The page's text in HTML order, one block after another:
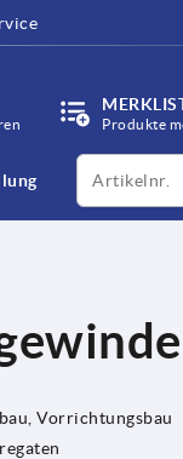
Produkte
productCode
Vorrichtungsbau